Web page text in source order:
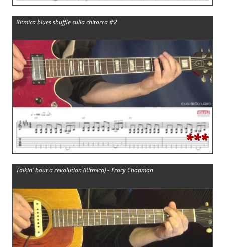
Ritmica blues shuffle sulla chitarra #2
***
Talkin' bout a revolution (Ritmica) - Tracy Chapman